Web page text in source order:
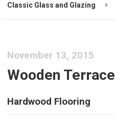
Classic Glass and Glazing
November 13, 2015
Wooden Terrace
Hardwood Flooring